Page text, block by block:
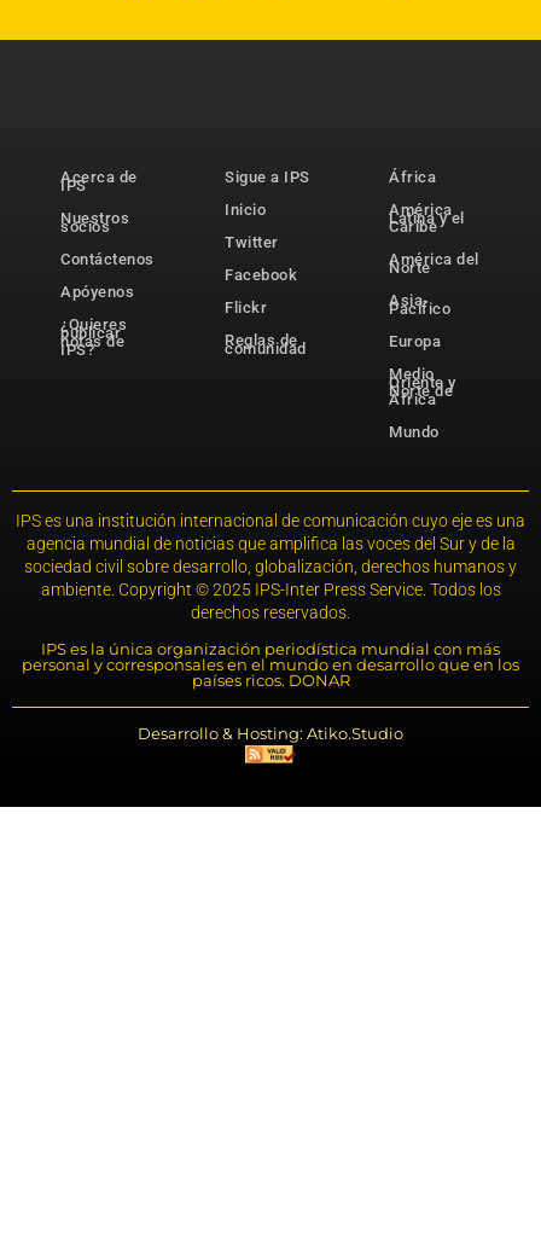
Acerca de
IPS
Nuestros
socios
Contáctenos
Apóyenos
¿Quieres
publicar
notas de
IPS?
Sigue a IPS
Inicio
Twitter
Facebook
Flickr
Reglas de
comunidad
África
América
Latina y el
Caribe
América del
Norte
Asia-
Pacífico
Europa
Medio
Oriente y
Norte de
África
Mundo
IPS es una institución internacional de comunicación cuyo eje es una
agencia mundial de noticias que amplifica las voces del Sur y de la
sociedad civil sobre desarrollo, globalización, derechos humanos y
ambiente. Copyright © 2025 IPS-Inter Press Service. Todos los
derechos reservados.
IPS es la única organización periodística mundial con más
personal y corresponsales en el mundo en desarrollo que en los
países ricos. DONAR
Desarrollo & Hosting: Atiko.Studio